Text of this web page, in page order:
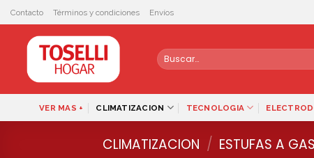
Skip
to
content
Contacto Términos y condiciones Envíos
Buscar
por:
VER MAS + CLIMATIZACION TECNOLOGIA
CLIMATIZACION / ESTUFAS A GAS